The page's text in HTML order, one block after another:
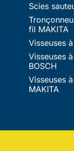
Scies
fil MAKITA
Visseuses
Visseuses
BOSCH
Visseuses
MAKITA